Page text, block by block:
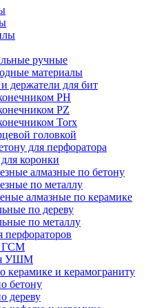
ручные
материалы
держатели для бит
PH
PZ
Torx
головкой
для перфоратора
коронки
алмазные по бетону
по металлу
алмазные по керамике
по дереву
по металлу
перфораторов
ГСМ
УШМ
керамике и керамограниту
бетону
дереву